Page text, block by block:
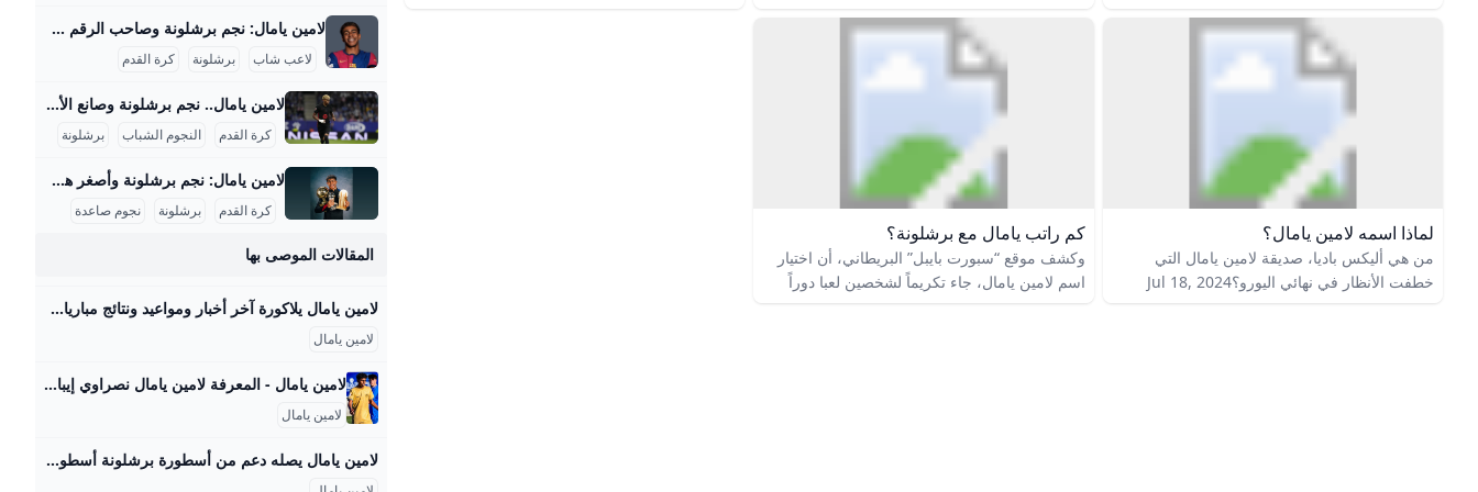
الصاعد، لامين يامال، ضجة واسعة في وسائل
الإعلام ووسائل التواصل الاجتماعي بسبب الشكوك
حول عمره الحقيقي. وفقًا للسجلات الرسمية للنادي
مزاعم تفيد بأن عمره الحقيقي أكبر مما هو معلن،
وبالتالي يبلغ 20 عامًا.
أكاديمية “لا ماسيا” الشهيرة التابعة لنادي برشلونة،
حيث التحق بها وهو في سن الخامسة. كان يُعتبر من
أبرز المواهب الشابة في الأكاديمية، حيث تميّز
بمهارات استثنائية في المراوغة، التمرير، وصناعة
الفرص، بالإضافة إلى تسديداته القوية، مما جعله
يُعتبر خليفة محتمل لنجوم برشلونة السابقين مثل
لماذا اسمه لامين يامال؟
من هي أليكس باديا، صديقة لامين يامال التي
خطفت الأنظار في نهائي اليورو؟Jul 18, 2024
كم راتب يامال مع برشلونة؟
وكشف موقع “سبورت بايبل” البريطاني، أن اختيار
اسم لامين يامال، جاء تكريماً لشخصين لعبا دوراً
لامين يامال: نجم برشلونة وصاحب الرقم 10 الجديد لامين يامال هو واحد من ألمع النجوم الصاعدين في كرة القدم العالمية، ويلعب حاليًا في صفوف نادي برشلونة الإسباني. بدأ مسيرته الاحترافية مع الفريق الأول في موسم 2023-2024، ومنذ ذلك الحين أثبت نفسه كلاعب جناح موهوب بمهارات فنية عالية وقدرة كبيرة على صناعة الفرص وتسجيل الأهداف. خلال موسم 2023-2024، خاض 37 مباراة في الدوري الإسباني سجل خلالها 5 أهداف وقدم 10 تمريرات حاسمة، كما شارك في 10 مباريات أوروبية دون تسجيل، ليصل إجمالي مشاركاته ذلك الموسم إلى 50 مباراة مع تسجيل 7 أهداف في جميع البطولات.
لاعب شاب برشلونة كرة القدم
لامين يامال.. نجم برشلونة وصانع الألقاب 2025 إنجازات لامين يامال في موسم 2024-2025 قدم لامين يامال موسمًا استثنائيًا مع نادي برشلونة وحدد نفسه كنجم صاعد في الكرة العالمية. فقد اختير كأفضل لاعب في العالم للموسم 2024-2025 من قبل صحيفة ماركا الإسبانية، متفوقًا على نجوم كبار مثل عثمان ديمبيلي وفيتينيا وفينيسيوس جونيور، حيث حصل على 3310 نقطة في تصويت لجنة تحكيم دولية مكونة من 133 عضوًا من صحفيين ولاعبين ومدربين سابقين. سجّل يامال 18 هدفًا وقدم 25 تمريرة حاسمة في مختلف البطولات، منها 9 أهداف و15 تمريرة حاسمة في الدوري الإسباني، و5 أهداف و4 تمريرات في دوري أبطال أوروبا، بالإضافة إلى أهداف وتمريرات حاسمة في كأس الملك وكأس السوبر الإسباني.
كرة القدم النجوم الشباب برشلونة
لامين يامال: نجم برشلونة وأصغر هداف في الكلاسيكو 2024 لامين يامال هو لاعب كرة قدم إسباني ناشئ أذهل المشاهدين والأخصائيين في موسم 2023-2024 بعد سلسلة من الإنجازات والأرقام القياسية التي حطمها على المستويين المحلي والدولي. في هذا الموسم، شارك يامال في 64 مباراة سجل خلالها 10 أهداف وقدم 14 تمريرة حاسمة، مما يجعله واحداً من أهم لاعبي فريق برشلونة ومنتخب إسبانيا الشاب. تم تصعيده للفريق الأول في برشلونة تحت قيادة المدرب تشافي هيرنانديز في صيف 2023 ونجح بسرعة في حجز مكانه الأساسي بفضل مهاراته في المراوغة والتمريرات الحاسمة والأهداف الحاسمة.
كرة القدم برشلونة نجوم صاعدة
المقالات الموصى بها
لامين يامال يلاكورة آخر أخبار ومواعيد ونتائج مباريات …لامين يامال مباريات الغدالمركز: مهاجم الرقم:41 المزيد المزيد الأسبوع4 الأسبوع3
لامين يامال
لامين يامال - المعرفة لامين يامال نصراوي إيبانا (من مواليد 13 يوليو 2007) هو لاعب كرة قدم إسباني محترف من كتالونيا يلعب في مركز جناح أيمن لنادي برشلونة الإسپاني ومنتخب إسبانيا. ويعتبر من أفضل المواهب الشابة في العالم. ولد لامين يامال في 13 يوليو 2007 في إسبلوغيس دي يوبريغات، في منطقة برشلونة الحضرية في كتالونيا، إسبانيا،5 للنادلة شيلا إيبانا ورسام البناء منير النصراوي.6 ولدت والدته في باتا بغينيا الاستوائية، ووالده ولد في العرائشبالمغرب؛ انتقلت جدته، فاطمة، أول مرة إلى إسبانيا من المغرب في عام 1988، ما جعل لامين من أصل إكواتوغيني ومغربي.
لامين يامال
لامين يامال يصله دعم من أسطورة برشلونة أسطورة برشلونة هريستو ستويتشكوف أضفى أجواء من المتعة على ما قبل مباراة بلغاريا – إسبانيا، ولعب دور المضيف للوفد الإسباني في متحفه الخاص في صوفيا، المليء نشرت بواسطة: منصور أحمد 561 زيارة شارك المقال مع الأصدقاء — ستويتشكوف يدافع عن لامين يامال أمام الانتقادات ويقدم الحل لتقنية الفيديو (VAR) … أسطورة برشلونة أضفى أجواء من المتعة على أجواء ما قبل مباراة بلغاريا – إسبانيا في متحفه الخاص في صوفيا، وأشار إلى أن النجم الكتالوني الشاب ليس مرشحاً للفوز بالكرة الذهبية هذا العام، لكنه لا يشك إطلاقاً في أنه سينتهي به الأمر إلى حمل الجائزة في المستقبل.